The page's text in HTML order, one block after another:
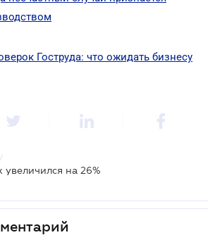
Гоструда: что ожидать бизнесу
/
на 26%